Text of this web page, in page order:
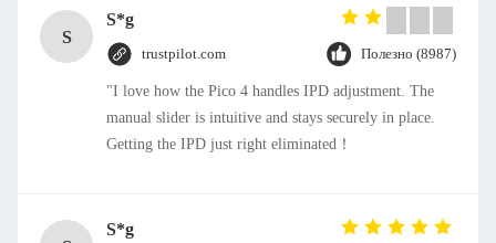
S
S*g
trustpilot.com Полезно (8987)
"I love how the Pico 4 handles IPD adjustment. The
manual slider is intuitive and stays securely in place.
Getting the IPD just right eliminated！
S*g